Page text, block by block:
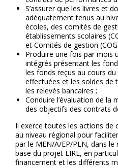
S’assurer que les livres et
adéquatement tenus au
écoles, des comités de
établissements scolaires
et Comités de gestion
Produire une fois par mois
intégrés présentant les
les fonds reçus au cours
effectuées et les soldes de
les relevés bancaires ;
Conduire l’évaluation de la
des objectifs des contrats
Il exerce toutes les actions de
au niveau régional pour
par le MEN/A/EP/PLN, dans
base du projet LIRE, en
financement et les différents